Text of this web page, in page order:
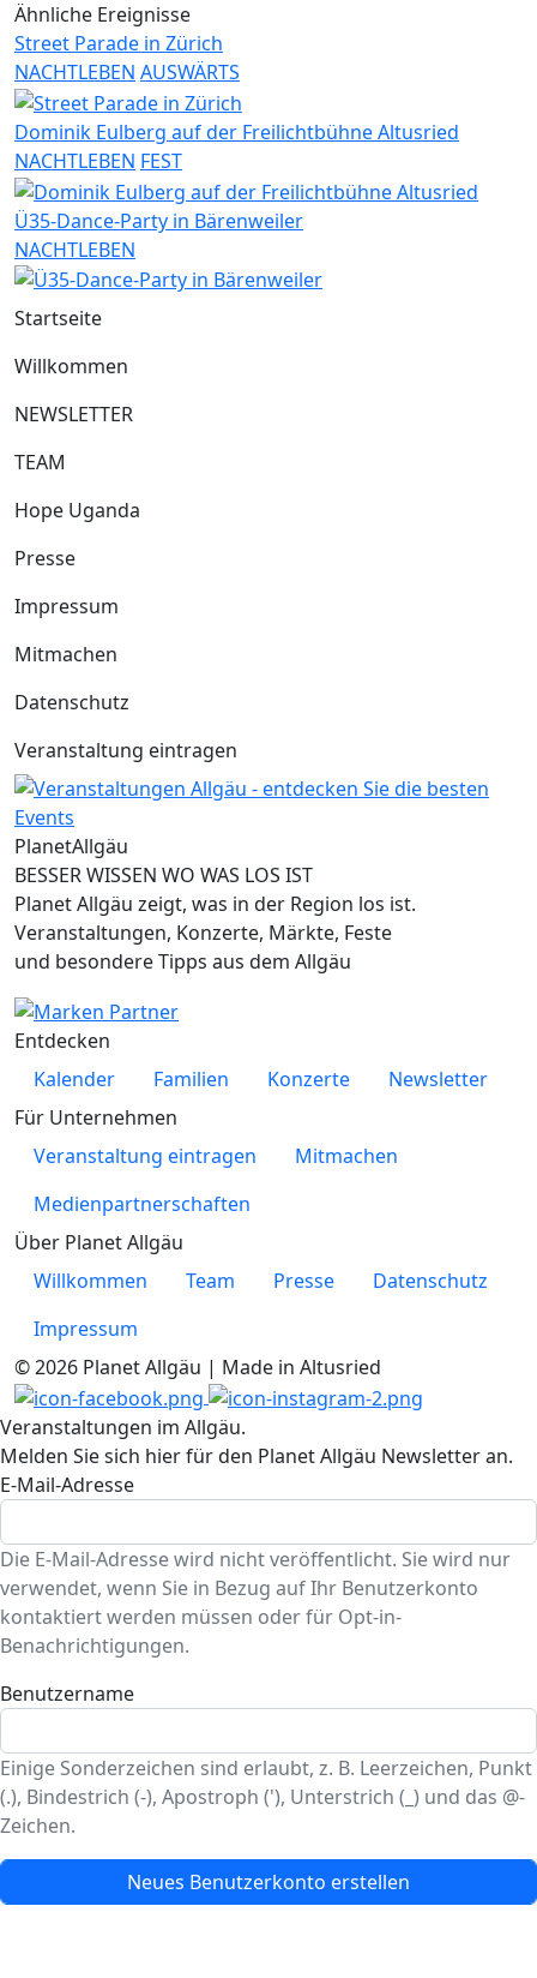
Ähnliche Ereignisse
Street Parade in Zürich
NACHTLEBEN AUSWÄRTS
Dominik Eulberg auf der Freilichtbühne Altusried
NACHTLEBEN FEST
Ü35-Dance-Party in Bärenweiler
NACHTLEBEN
Startseite
Willkommen
NEWSLETTER
TEAM
Hope Uganda
Presse
Impressum
Mitmachen
Datenschutz
Veranstaltung eintragen
PlanetAllgäu
BESSER WISSEN WO WAS LOS IST
Planet Allgäu zeigt, was in der Region los ist.
Veranstaltungen, Konzerte, Märkte, Feste
und besondere Tipps aus dem Allgäu
Entdecken
Kalender
Familien Konzerte
Newsletter
Für Unternehmen
Veranstaltung eintragen
Mitmachen
Medienpartnerschaften
Über Planet Allgäu
Willkommen
Team Presse
Datenschutz
Impressum
© 2026 Planet Allgäu | Made in Altusried
Veranstaltungen im Allgäu.
Melden Sie sich hier für den Planet Allgäu Newsletter an.
E-Mail-Adresse
Die E-Mail-Adresse wird nicht veröffentlicht. Sie wird nur
verwendet, wenn Sie in Bezug auf Ihr Benutzerkonto
kontaktiert werden müssen oder für Opt-in-
Benachrichtigungen.
Benutzername
Einige Sonderzeichen sind erlaubt, z. B. Leerzeichen, Punkt
(.), Bindestrich (-), Apostroph ('), Unterstrich (_) und das @-
Zeichen.